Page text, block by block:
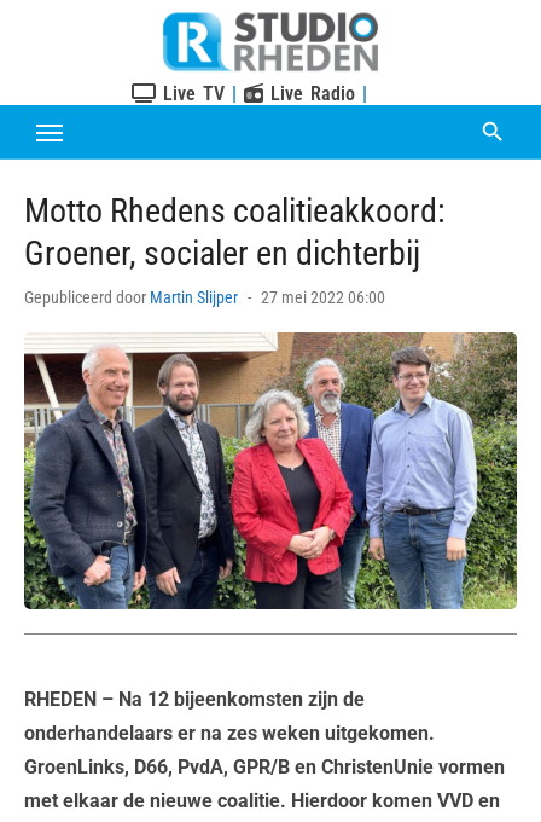
Live TV | Live Radio |
Motto Rhedens coalitieakkoord:
Groener, socialer en dichterbij
Gepubliceerd door Martin Slijper
Posted
27 mei 2022 06:00
RHEDEN – Na 12 bijeenkomsten zijn de
onderhandelaars er na zes weken uitgekomen.
GroenLinks, D66, PvdA, GPR/B en ChristenUnie vormen
met elkaar de nieuwe coalitie. Hierdoor komen VVD en